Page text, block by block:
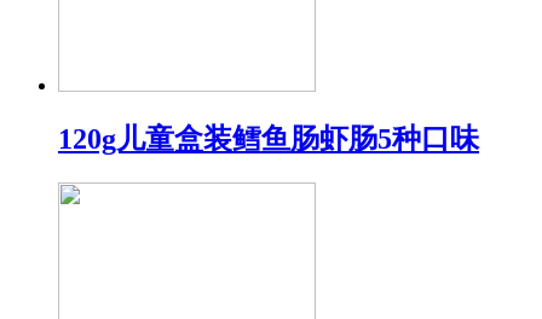
120g儿童盒装鳕鱼肠虾肠5种口味